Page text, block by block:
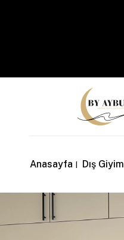
Anasayfa Dış Giyim